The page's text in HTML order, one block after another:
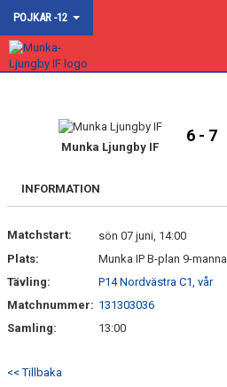
POJKAR -12
TRUPPEN
BILDGALLERI
DOKUMENT
Munka Ljungby IF
6 - 7
INFORMATION
Matchstart:
sön 07 juni, 14:00
Plats:
Munka IP B-plan 9-manna
Tävling:
P14 Nordvästra C1, vår
Matchnummer: 131303036
Samling:
13:00
<< Tillbaka